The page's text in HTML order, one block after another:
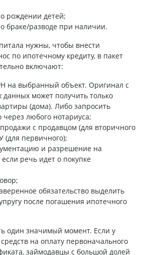
рождении детей;
о браке/разводе при наличии.
нужны, чтобы внести
по ипотечному кредиту, в пакет
включают:
на выбранный объект. Оригинал с
данных может получить только
(дома). Либо запросить
любого нотариуса;
с продавцом (для вторичного
(для первичного);
и разрешение на
если речь идет о покупке
обязательство выделить
после погашения ипотечного
один значимый момент. Если у
на оплату первоначального
займодавцы с большой долей